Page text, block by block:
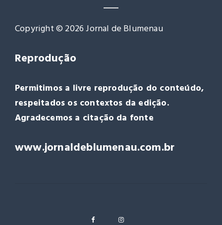
Copyright © 2026 Jornal de Blumenau
Reprodução
Permitimos a livre reprodução do conteúdo,
respeitados os contextos da edição.
Agradecemos a citação da fonte
www.jornaldeblumenau.com.br